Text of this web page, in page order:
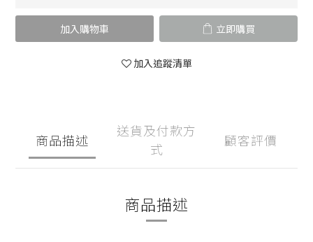
加入購物車 立即購買
加入追蹤清單
商品描述
送貨及付款方
式
顧客評價
商品描述